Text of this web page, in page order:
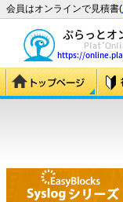
会員はオンラインで見積書(